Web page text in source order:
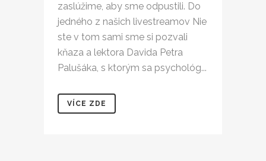
zaslúžime, aby sme odpustili. Do
jedného z našich livestreamov Nie
ste v tom sami sme si pozvali
kňaza a lektora Davida Petra
Palušáka, s ktorým sa psychológ...
VÍCE ZDE